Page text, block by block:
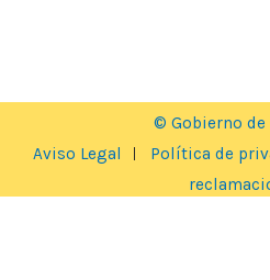
© Gobierno de
Aviso Legal
Política de